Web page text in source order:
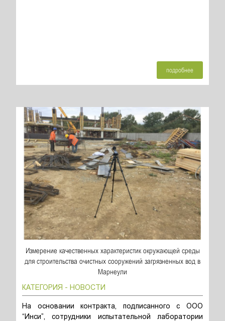
подробнее
Измерение качественных характеристик окружающей среды
для строительства очистных сооружений загрязненных вод в
Марнеули
КАТЕГОРИЯ - НОВОСТИ
На основании контракта, подписанного с ООО
“Инси”, сотрудники испытательной лаборатории